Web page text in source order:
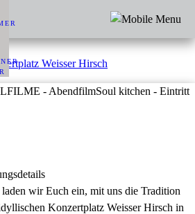
- AbendfilmSoul kitchen - Eintritt
laden wir Euch ein, mit uns die Tradition
Konzertplatz Weisser Hirsch in